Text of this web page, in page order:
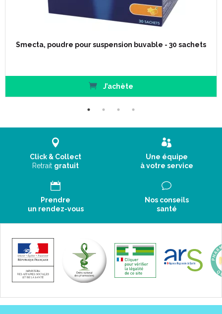
Smecta, poudre pour suspension buvable - 30 sachets
J’achète
Click & Collect
Retrait gratuit
Une équipe
à votre service
Prendre
un rendez-vous
Nos conseils
santé